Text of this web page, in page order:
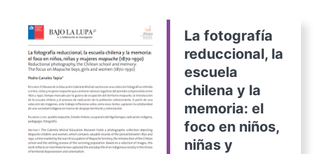
La fotografía
reduccional, la
escuela
chilena y la
memoria: el
foco en niños,
niñas y